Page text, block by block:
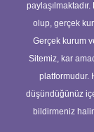
olup, gerçek
Gerçek kurum
Sitemiz, kar
platformudur.
düşündüğünüz
bildirmeniz